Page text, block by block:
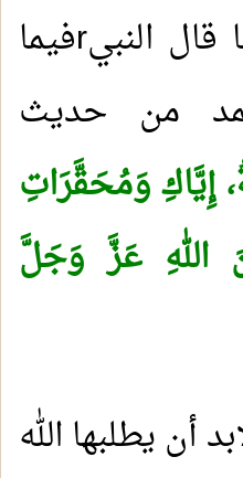
قال النبيrفيما
من حديث
إِيَّاكِ وَمُحَقَّرَاتِ
اللهِ عَزَّ وَجَلَّ
أن يطلبها الله